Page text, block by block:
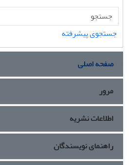
جستجوی پیشرفته
صفحه اصلی
مرور
اطلاعات نشریه
راهنمای نویسندگان